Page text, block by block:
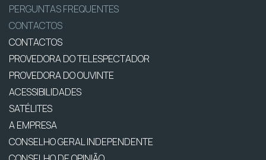
PERGUNTAS FREQUENTES
CONTACTOS
CONTACTOS
PROVEDORA DO TELESPECTADOR
PROVEDORA DO OUVINTE
ACESSIBILIDADES
SATÉLITES
A EMPRESA
CONSELHO GERAL INDEPENDENTE